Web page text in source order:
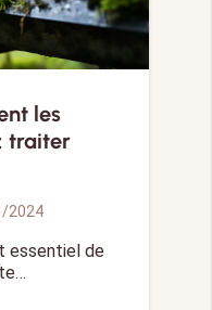
les
traiter
2024
essentiel de